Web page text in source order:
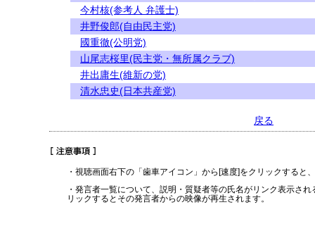
今村核(参考人 弁護士)
井野俊郎(自由民主党)
國重徹(公明党)
山尾志桜里(民主党・無所属クラブ)
井出庸生(維新の党)
清水忠史(日本共産党)
戻る
・視聴画面右下の「歯車アイコン」から[速度]をクリックすると
・発言者一覧について、説明・質疑者等の氏名がリンク表示さ
リックするとその発言者からの映像が再生されます。